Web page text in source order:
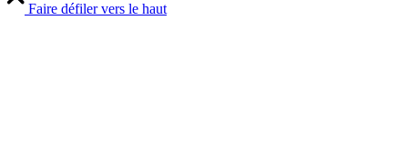
Faire défiler vers le haut